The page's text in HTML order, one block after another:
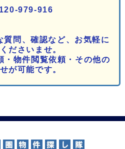
979-916
質問、確認など、お気軽に
ださいませ。
・物件閲覧依頼・その他の
が可能です。